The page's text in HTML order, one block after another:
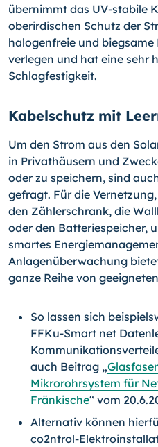
übernimmt das UV-stabile
oberirdischen Schutz der
halogenfreie und
verlegen und hat eine sehr
Schlagfestigkeit.
Kabelschutz mit
Um den Strom aus den
in Privathäusern und
oder zu speichern, sind
gefragt. Für die
den Zählerschrank, die
oder den Batteriespeicher,
smartes
Anlagenüberwachung
ganze Reihe von
So lassen sich
FFKu-Smart net
auch Beitrag „
Mikrorohrsystem für
Fränkische“ vom
Alternativ können
co2ntrol-